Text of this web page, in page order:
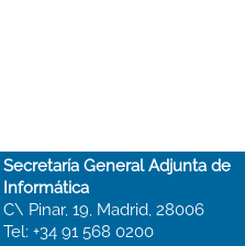
Secretaría General Adjunta de
Informática
C\ Pinar, 19, Madrid, 28006
Tel: +34 91 568 0200